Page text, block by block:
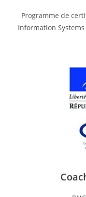
Programme de
Information